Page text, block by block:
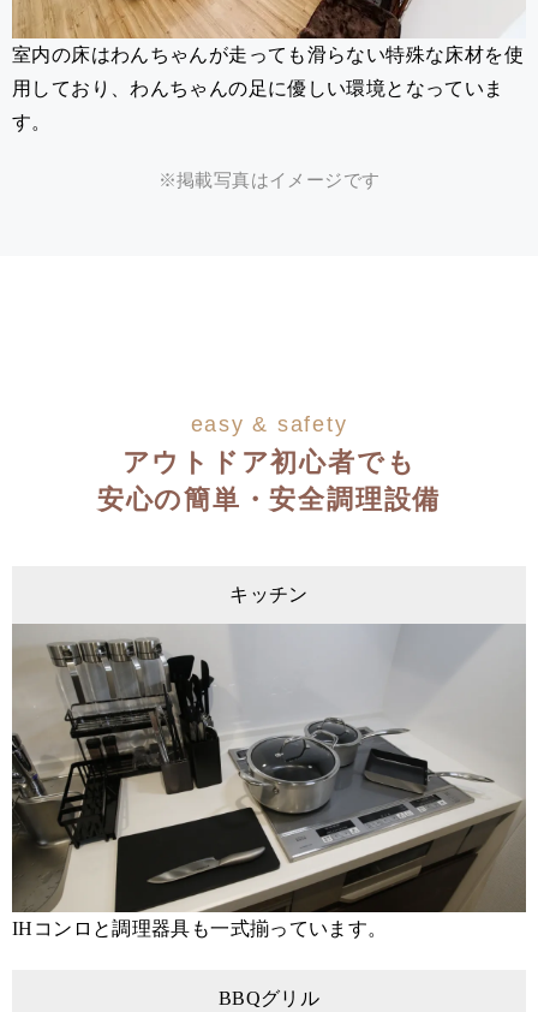
室内の床はわんちゃんが走っても滑らない特殊な床材を使
用しており、わんちゃんの足に優しい環境となっていま
す。
※掲載写真はイメージです
easy & safety
アウトドア初心者でも
安心の簡単・安全調理設備
キッチン
IHコンロと調理器具も一式揃っています。
BBQグリル